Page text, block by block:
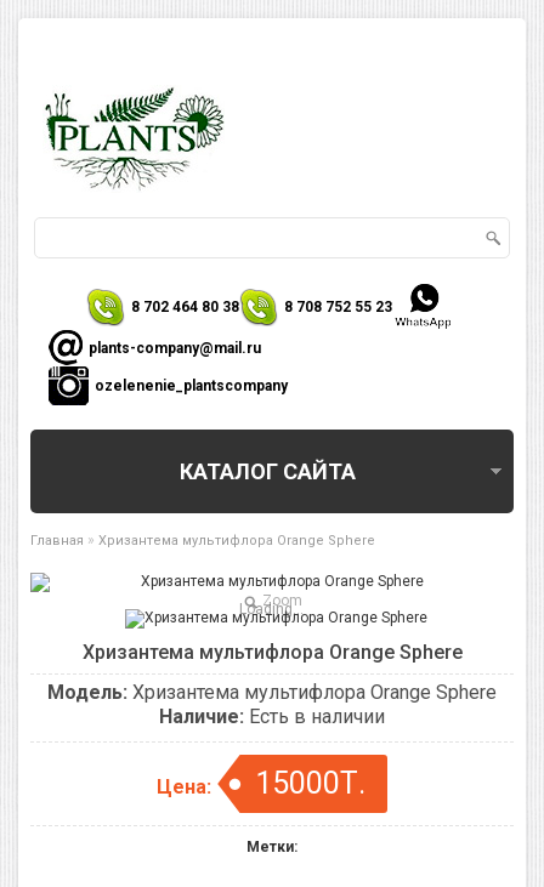
8 702 464 80 38 8 708 752 55 23
plants-company@mail.ru
ozelenenie_plantscompany
КАТАЛОГ САЙТА
Главная » Хризантема мультифлора Orange Sphere
Zoom
Loading...
Хризантема мультифлора Orange Sphere
Модель: Хризантема мультифлора Orange Sphere
Наличие: Есть в наличии
Цена: 15000Т.
Метки: